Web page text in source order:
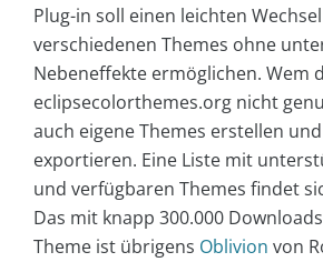
Plug-in soll einen leichten
verschiedenen Themes ohne
Nebeneffekte ermöglichen. Wem
eclipsecolorthemes.org nicht
auch eigene Themes erstellen
exportieren. Eine Liste mit
und verfügbaren Themes findet
Das mit knapp 300.000
Theme ist übrigens Oblivion von